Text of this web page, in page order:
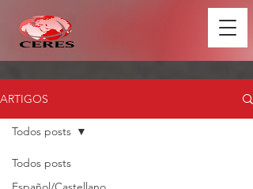
ARTIGOS
Todos posts
Todos posts